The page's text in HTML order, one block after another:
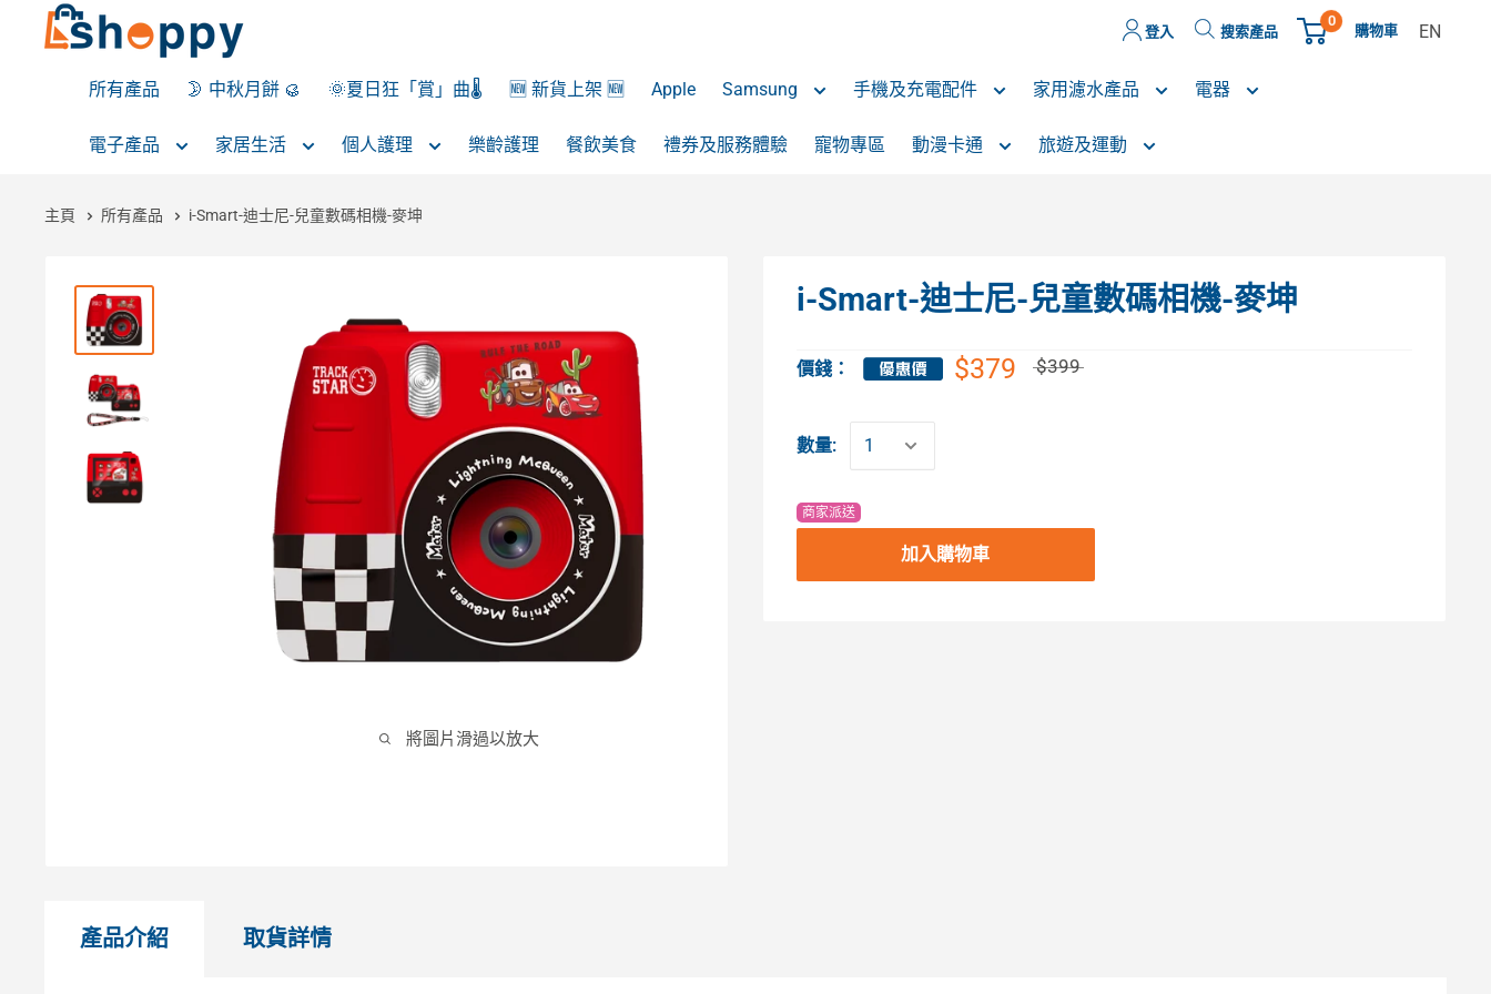
登入 搜索產品
0
購物車 EN
所有產品 🌛 中秋月餅 🥮 🌞夏日狂「賞」曲🌡️ 🆕 新貨上架 🆕 Apple Samsung 手機及充電配件 家用濾水產品 電器
電子產品 家居生活 個人護理 樂齡護理 餐飲美食 禮券及服務體驗 寵物專區 動漫卡通 旅遊及運動
主頁 所有產品 i-Smart-迪士尼-兒童數碼相機-麥坤
將圖片滑過以放大
i-Smart-迪士尼-兒童數碼相機-麥坤
價錢： $379 $399
數量:
商家派送
加入購物車
產品介紹 取貨詳情